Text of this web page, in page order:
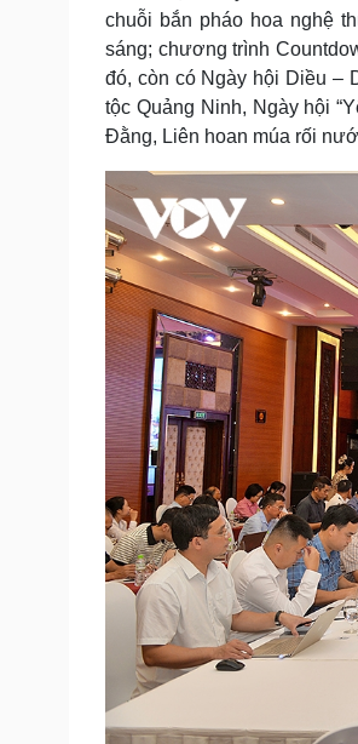
Ăn sạch sống khỏe
Cải chính
chuỗi bắn pháo hoa nghệ
sáng; chương trình
đó, còn có Ngày hội Diều –
tộc Quảng Ninh, Ngày hội
Đằng, Liên hoan múa rối